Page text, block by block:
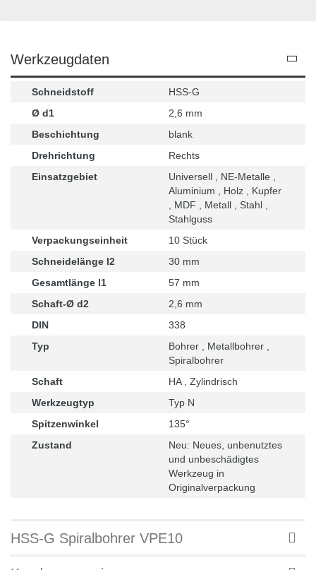
Werkzeugdaten
Schneidstoff
HSS-G
Ø d1
2,6 mm
Beschichtung
blank
Drehrichtung
Rechts
Einsatzgebiet
Universell , NE-Metalle ,
Aluminium , Holz , Kupfer
, MDF , Metall , Stahl ,
Stahlguss
Verpackungseinheit
10 Stück
Schneidelänge l2
30 mm
Gesamtlänge l1
57 mm
Schaft-Ø d2
2,6 mm
DIN
338
Typ
Bohrer , Metallbohrer ,
Spiralbohrer
Schaft
HA , Zylindrisch
Werkzeugtyp
Typ N
Spitzenwinkel
135°
Zustand
Neu: Neues, unbenutztes
und unbeschädigtes
Werkzeug in
Originalverpackung
HSS-G Spiralbohrer VPE10